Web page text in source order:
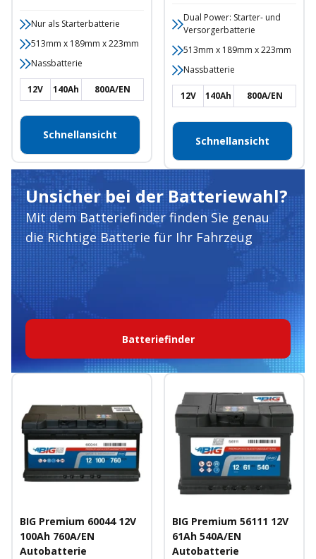
Nur als Starterbatterie
513mm x 189mm x 223mm
Nassbatterie
12V 140Ah 800A/EN
Schnellansicht
Dual Power: Starter- und
Versorgerbatterie
513mm x 189mm x 223mm
Nassbatterie
12V 140Ah 800A/EN
Schnellansicht
Unsicher bei der Batteriewahl?
Mit dem Batteriefinder finden Sie genau
die Richtige Batterie für Ihr Fahrzeug
Batteriefinder
BIG Premium 60044 12V
100Ah 760A/EN
Autobatterie
BIG Premium 56111 12V
61Ah 540A/EN
Autobatterie